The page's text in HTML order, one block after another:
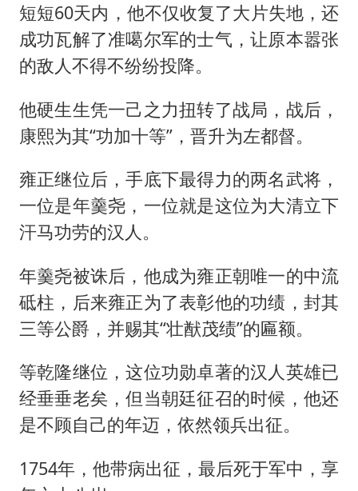
短短60天内，他不仅收复了大片失地，还
成功瓦解了准噶尔军的士气，让原本嚣张
的敌人不得不纷纷投降。
他硬生生凭一己之力扭转了战局，战后，
康熙为其“功加十等”，晋升为左都督。
雍正继位后，手底下最得力的两名武将，
一位是年羹尧，一位就是这位为大清立下
汗马功劳的汉人。
年羹尧被诛后，他成为雍正朝唯一的中流
砥柱，后来雍正为了表彰他的功绩，封其
三等公爵，并赐其“壮猷茂绩”的匾额。
等乾隆继位，这位功勋卓著的汉人英雄已
经垂垂老矣，但当朝廷征召的时候，他还
是不顾自己的年迈，依然领兵出征。
1754年，他带病出征，最后死于军中，享